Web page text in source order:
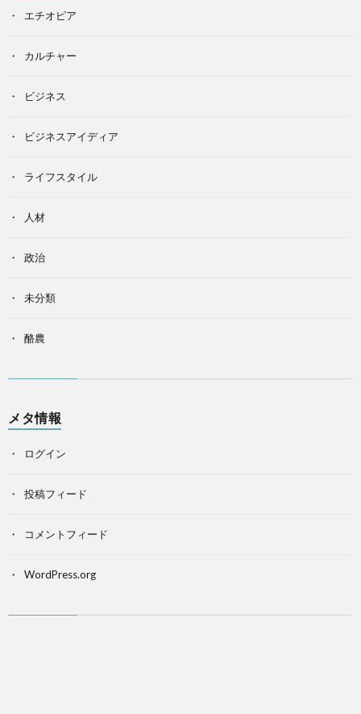
エチオピア
カルチャー
ビジネス
ビジネスアイディア
ライフスタイル
人材
政治
未分類
酪農
メタ情報
ログイン
投稿フィード
コメントフィード
WordPress.org